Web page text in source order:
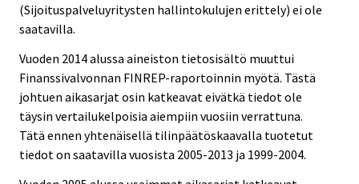
(Sijoituspalveluyritysten hallintokulujen erittely) ei ole
saatavilla.
Vuoden 2014 alussa aineiston tietosisältö muuttui
Finanssivalvonnan FINREP-raportoinnin myötä. Tästä
johtuen aikasarjat osin katkeavat eivätkä tiedot ole
täysin vertailukelpoisia aiempiin vuosiin verrattuna.
Tätä ennen yhtenäisellä tilinpäätöskaavalla tuotetut
tiedot on saatavilla vuosista 2005-2013 ja 1999-2004.